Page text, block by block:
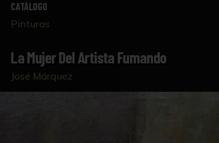
CATÁLOGO
Pinturas
La Mujer Del Artista Fumando
José Márquez